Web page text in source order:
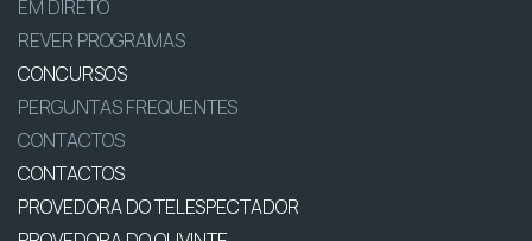
EM DIRETO
REVER PROGRAMAS
CONCURSOS
PERGUNTAS FREQUENTES
CONTACTOS
CONTACTOS
PROVEDORA DO TELESPECTADOR